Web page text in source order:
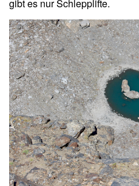
gibt es nur Schlepplifte.